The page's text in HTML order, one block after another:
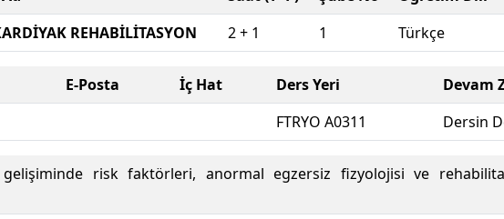
REHABİLİTASYON 2 + 1 1 Türkçe
E-Posta İç Hat Ders Yeri
Devam
FTRYO A0311
Dersin
gelişiminde risk faktörleri, anormal egzersiz fizyolojisi ve